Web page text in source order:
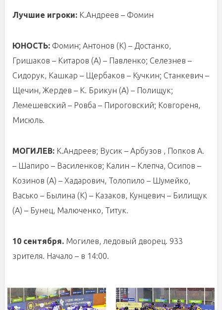
Лучшие игроки: К.Андреев – Фомин
ЮНОСТЬ: Фомин; Антонов (К) – Достанко,
Гришаков – Китаров (А) – Павленко; Селезнев –
Сидорук, Кашкар – Щербаков – Кучкин; Станкевич –
Щечин, Жердев – К. Брикун (А) – Полищук;
Лемешевский – Ровба – Пироговский; Ковгореня,
Мисюль.
МОГИЛЕВ: К.Андреев; Вусик – Арбузов , Попков А.
– Шапиро – Василенков; Калин – Клепча, Осипов –
Козинов (А) – Хадарович, Толопило – Шумейко,
Васько – Былина (К) – Казаков, Кунцевич – Билищук
(А) – Бунец, Малюченко, Титук.
10 сентября. Могилев, ледовый дворец. 933
зрителя. Начало – в 14:00.